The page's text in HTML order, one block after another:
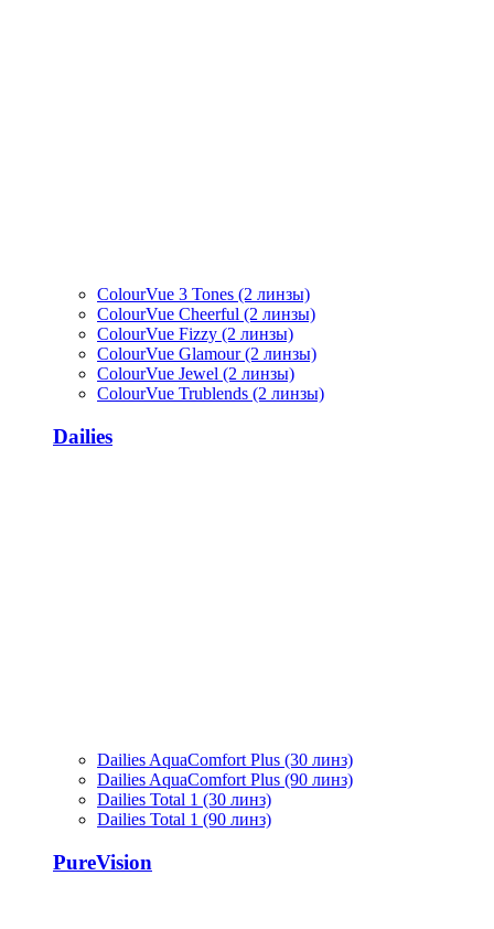
ColourVue 3 Tones (2 линзы)
ColourVue Cheerful (2 линзы)
ColourVue Fizzy (2 линзы)
ColourVue Glamour (2 линзы)
ColourVue Jewel (2 линзы)
ColourVue Trublends (2 линзы)
Dailies
Dailies AquaComfort Plus (30 линз)
Dailies AquaComfort Plus (90 линз)
Dailies Total 1 (30 линз)
Dailies Total 1 (90 линз)
PureVision